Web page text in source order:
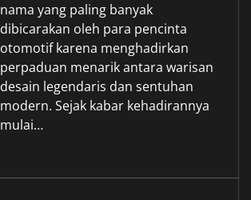
nama yang paling banyak
dibicarakan oleh para pencinta
otomotif karena menghadirkan
perpaduan menarik antara warisan
desain legendaris dan sentuhan
modern. Sejak kabar kehadirannya
mulai…